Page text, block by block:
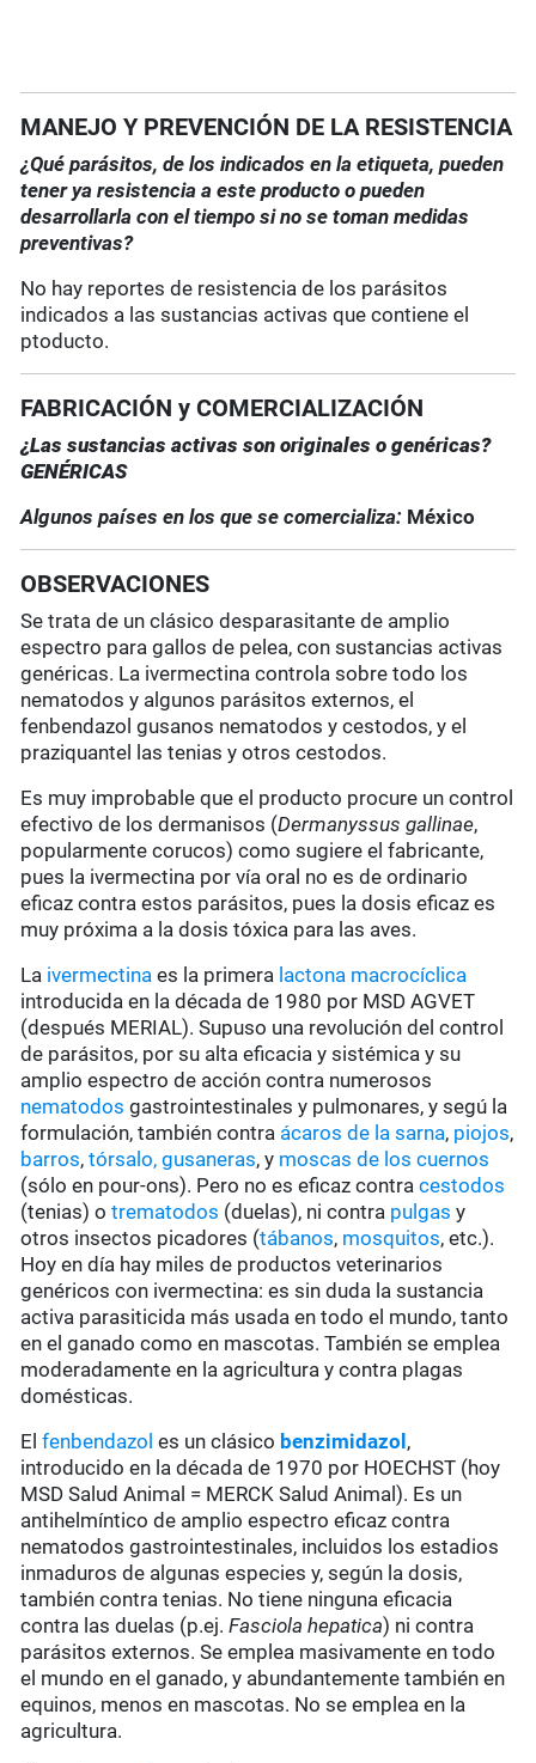
MANEJO Y PREVENCIÓN DE LA RESISTENCIA
¿Qué parásitos, de los indicados en la etiqueta, pueden
tener ya resistencia a este producto o pueden
desarrollarla con el tiempo si no se toman medidas
preventivas?
No hay reportes de resistencia de los parásitos
indicados a las sustancias activas que contiene el
ptoducto.
FABRICACIÓN y COMERCIALIZACIÓN
¿Las sustancias activas son originales o genéricas?
GENÉRICAS
Algunos países en los que se comercializa: México
OBSERVACIONES
Se trata de un clásico desparasitante de amplio
espectro para gallos de pelea, con sustancias activas
genéricas. La ivermectina controla sobre todo los
nematodos y algunos parásitos externos, el
fenbendazol gusanos nematodos y cestodos, y el
praziquantel las tenias y otros cestodos.
Es muy improbable que el producto procure un control
efectivo de los dermanisos (Dermanyssus gallinae,
popularmente corucos) como sugiere el fabricante,
pues la ivermectina por vía oral no es de ordinario
eficaz contra estos parásitos, pues la dosis eficaz es
muy próxima a la dosis tóxica para las aves.
La ivermectina es la primera lactona macrocíclica
introducida en la década de 1980 por MSD AGVET
(después MERIAL). Supuso una revolución del control
de parásitos, por su alta eficacia y sistémica y su
amplio espectro de acción contra numerosos
nematodos gastrointestinales y pulmonares, y segú la
formulación, también contra ácaros de la sarna, piojos,
barros,tórsalo,gusaneras, y moscas de los cuernos
(sólo en pour-ons). Pero no es eficaz contracestodos
(tenias) otrematodos (duelas), ni contra pulgas y
otros insectos picadores (tábanos, mosquitos, etc.).
Hoy en día hay miles de productos veterinarios
genéricos con ivermectina: es sin duda la sustancia
activa parasiticida más usada en todo el mundo, tanto
en el ganado como en mascotas. También se emplea
moderadamente en la agricultura y contra plagas
domésticas.
Elfenbendazol es un clásico benzimidazol ,
introducido en la década de 1970 por HOECHST (hoy
MSD Salud Animal = MERCK Salud Animal). Es un
antihelmíntico de amplio espectro eficaz contra
nematodos gastrointestinales, incluidos los estadios
inmaduros de algunas especies y, según la dosis,
también contra tenias. No tiene ninguna eficacia
contra las duelas (p.ej.Fasciola hepatica) ni contra
parásitos externos. Se emplea masivamente en todo
el mundo en el ganado, y abundantemente también en
equinos, menos en mascotas. No se emplea en la
agricultura.